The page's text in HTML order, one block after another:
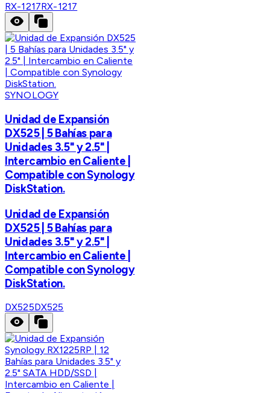
RX-1217RX-1217
SYNOLOGY
Unidad de Expansión
DX525 | 5 Bahías para
Unidades 3.5" y 2.5" |
Intercambio en Caliente |
Compatible con Synology
DiskStation.
Unidad de Expansión
DX525 | 5 Bahías para
Unidades 3.5" y 2.5" |
Intercambio en Caliente |
Compatible con Synology
DiskStation.
DX525DX525